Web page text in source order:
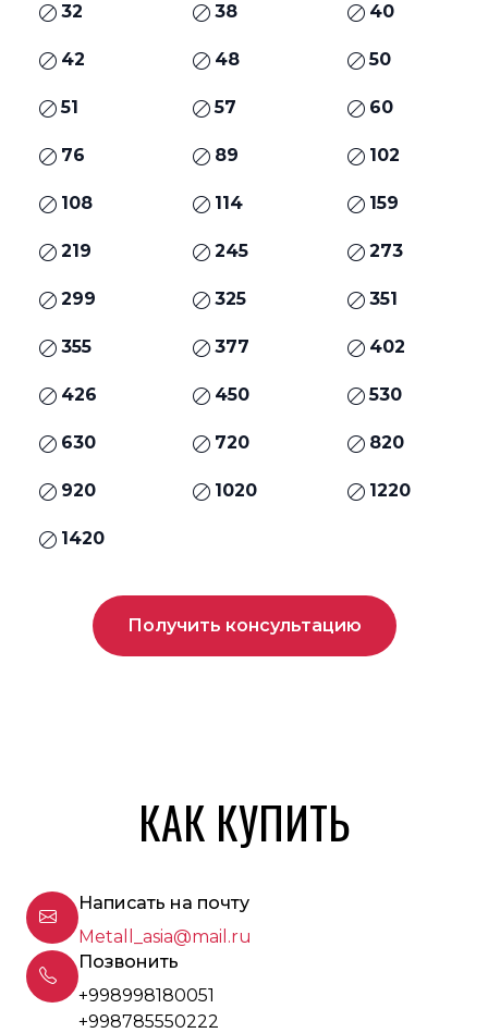
32 38 40
42 48 50
51 57 60
76 89 102
108 114 159
219 245 273
299 325 351
355 377 402
426 450 530
630 720 820
920 1020 1220
1420
Получить консультацию
КАК КУПИТЬ
Написать на почту
Metall_asia@mail.ru
Позвонить
+998998180051
+998785550222